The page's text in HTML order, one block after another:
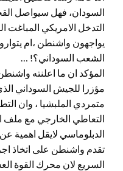
السودان، فهل سيواصل
التدخل الامريكي المباغت
يواجهون واشنطن ،ام
الشعب السوداني؟! …
المؤكد ان ما اعلنته
مؤزرا للجيش السوداني
متمردي الملبشيا ، وان
التعاطي الخارجي مع ملف
الدبلوماسي لايقل اهمية عن
تقدم واشنطن على اتخاذ
السريع لان محرك القوة